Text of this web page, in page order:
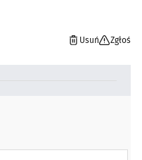
Usuń Zgłoś